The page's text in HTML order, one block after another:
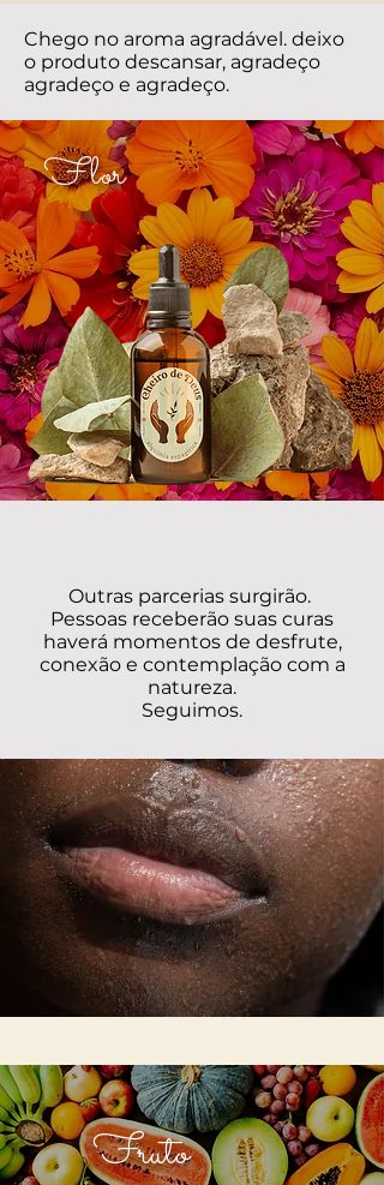
Chego no aroma agradável. deixo
o produto descansar, agradeço
agradeço e agradeço.
Flor
Outras parcerias surgirão.
Pessoas receberão suas curas
haverá momentos de desfrute,
conexão e contemplação com a
natureza.
Seguimos.
Fruto